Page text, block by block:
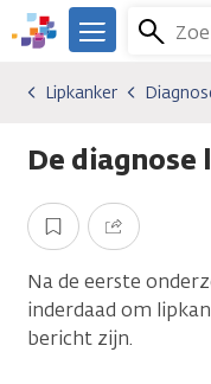
Overslaan
en
gaan
We
er
je.
Menu
Kankersoorten
Lipkanker
Diagnose
Lipkanker
De
Opslaan Delen
Na de eerste
inderdaad om
bericht zijn.